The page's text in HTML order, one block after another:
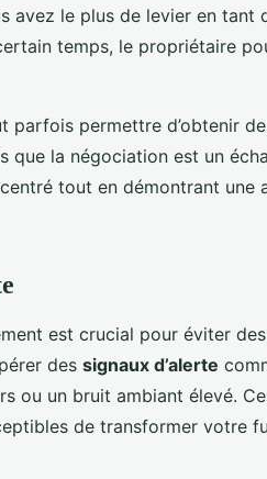
avez le plus de levier en tant
temps, le propriétaire
parfois permettre d’obtenir
que la négociation est un
tout en démontrant une
est crucial pour éviter des
des signaux d’alerte
ou un bruit ambiant élevé.
de transformer votre